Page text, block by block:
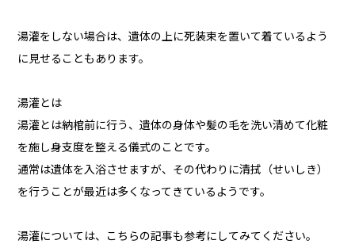
湯灌をしない場合は、遺体の上に死装束を置いて着ているよう
に見せることもあります。
湯灌とは
湯灌とは納棺前に行う、遺体の身体や髪の毛を洗い清めて化粧
を施し身支度を整える儀式のことです。
通常は遺体を入浴させますが、その代わりに清拭（せいしき）
を行うことが最近は多くなってきているようです。
湯灌については、こちらの記事も参考にしてみてください。